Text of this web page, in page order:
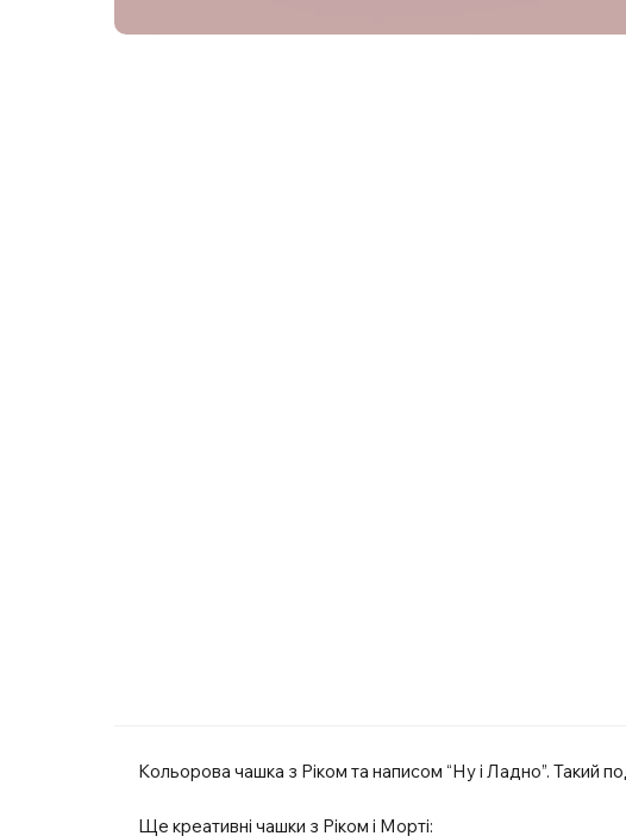
Кольорова чашка з Ріком та написом “Ну і Ладно”. Такий
Ще креативні чашки з Ріком і Морті: